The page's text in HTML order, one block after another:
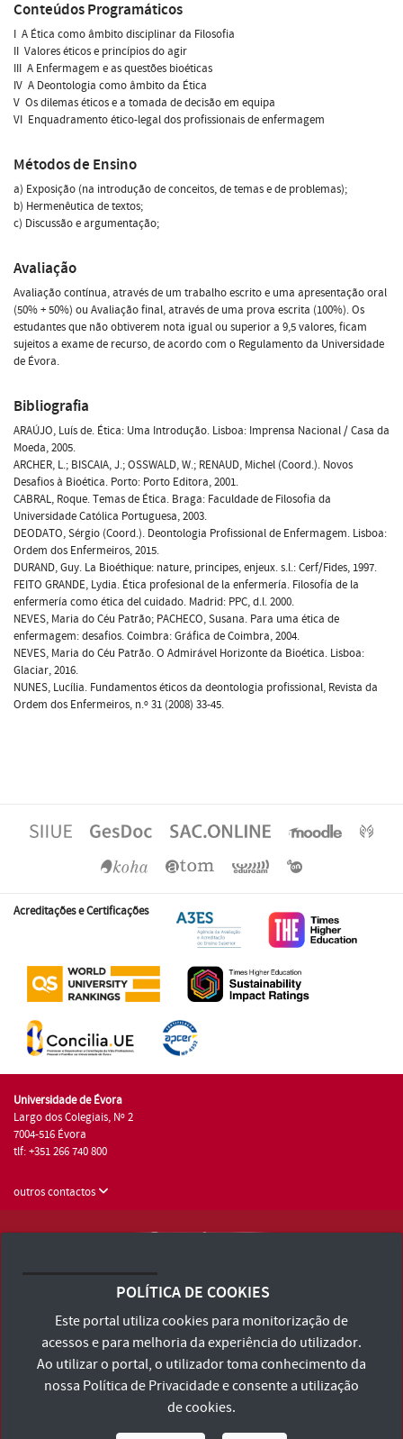
Conteúdos Programáticos
I  A Ética como âmbito disciplinar da Filosofia
II  Valores éticos e princípios do agir
III  A Enfermagem e as questões bioéticas
IV  A Deontologia como âmbito da Ética
V  Os dilemas éticos e a tomada de decisão em equipa
VI  Enquadramento ético-legal dos profissionais de enfermagem
Métodos de Ensino
a) Exposição (na introdução de conceitos, de temas e de problemas);
b) Hermenêutica de textos;
c) Discussão e argumentação;
Avaliação
Avaliação contínua, através de um trabalho escrito e uma apresentação oral
(50% + 50%) ou Avaliação final, através de uma prova escrita (100%). Os
estudantes que não obtiverem nota igual ou superior a 9,5 valores, ficam
sujeitos a exame de recurso, de acordo com o Regulamento da Universidade
de Évora.
Bibliografia
ARAÚJO, Luís de. Ética: Uma Introdução. Lisboa: Imprensa Nacional / Casa da
Moeda, 2005.
ARCHER, L.; BISCAIA, J.; OSSWALD, W.; RENAUD, Michel (Coord.). Novos
Desafios à Bioética. Porto: Porto Editora, 2001.
CABRAL, Roque. Temas de Ética. Braga: Faculdade de Filosofia da
Universidade Católica Portuguesa, 2003.
DEODATO, Sérgio (Coord.). Deontologia Profissional de Enfermagem. Lisboa:
Ordem dos Enfermeiros, 2015.
DURAND, Guy. La Bioéthique: nature, principes, enjeux. s.l.: Cerf/Fides, 1997.
FEITO GRANDE, Lydia. Ética profesional de la enfermería. Filosofía de la
enfermería como ética del cuidado. Madrid: PPC, d.l. 2000.
NEVES, Maria do Céu Patrão; PACHECO, Susana. Para uma ética de
enfermagem: desafios. Coimbra: Gráfica de Coimbra, 2004.
NEVES, Maria do Céu Patrão. O Admirável Horizonte da Bioética. Lisboa:
Glaciar, 2016.
NUNES, Lucília. Fundamentos éticos da deontologia profissional, Revista da
Ordem dos Enfermeiros, n.º 31 (2008) 33-45.
Acreditações e Certificações
Universidade de Évora
Largo dos Colegiais, Nº 2
7004-516 Évora
tlf: +351 266 740 800
outros contactos
Consulte os Termos e Condições e Política de Privacidade
Declaração de Acessibilidade
POLÍTICA DE COOKIES
Este portal utiliza cookies para monitorização de
acessos e para melhoria da experiência do utilizador.
Ao utilizar o portal, o utilizador toma conhecimento da
nossa Política de Privacidadee consente a utilização
de cookies.